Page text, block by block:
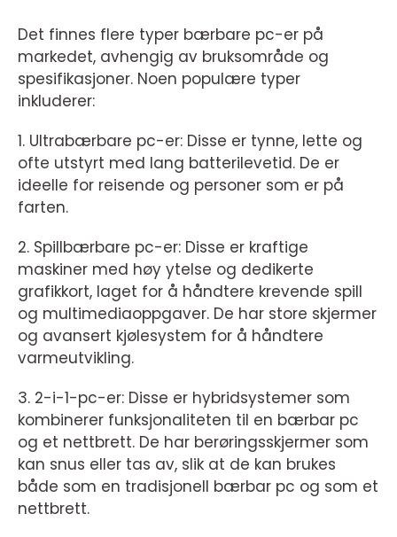
Det finnes flere typer bærbare pc-er på
markedet, avhengig av bruksområde og
spesifikasjoner. Noen populære typer
inkluderer:
1. Ultrabærbare pc-er: Disse er tynne, lette og
ofte utstyrt med lang batterilevetid. De er
ideelle for reisende og personer som er på
farten.
2. Spillbærbare pc-er: Disse er kraftige
maskiner med høy ytelse og dedikerte
grafikkort, laget for å håndtere krevende spill
og multimediaoppgaver. De har store skjermer
og avansert kjølesystem for å håndtere
varmeutvikling.
3. 2-i-1-pc-er: Disse er hybridsystemer som
kombinerer funksjonaliteten til en bærbar pc
og et nettbrett. De har berøringsskjermer som
kan snus eller tas av, slik at de kan brukes
både som en tradisjonell bærbar pc og som et
nettbrett.